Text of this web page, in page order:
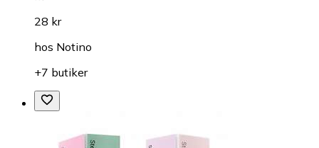
28 kr
hos Notino
+7 butiker